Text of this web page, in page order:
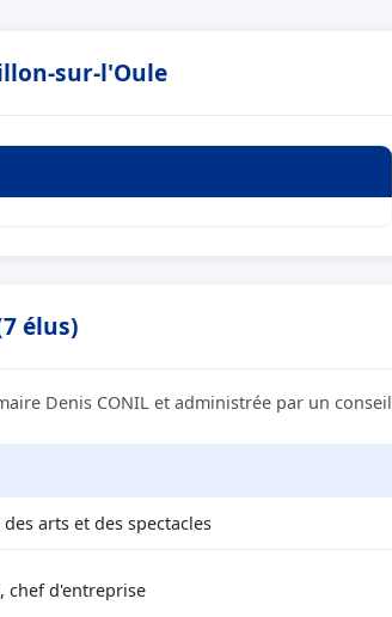
sur-l'Oule
élus)
Denis CONIL et administrée par un conseil
arts et des spectacles
chef d'entreprise